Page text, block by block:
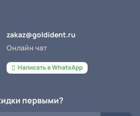
zakaz@goldident.ru
Онлайн чат
Написать в WhatsApp
первыми?